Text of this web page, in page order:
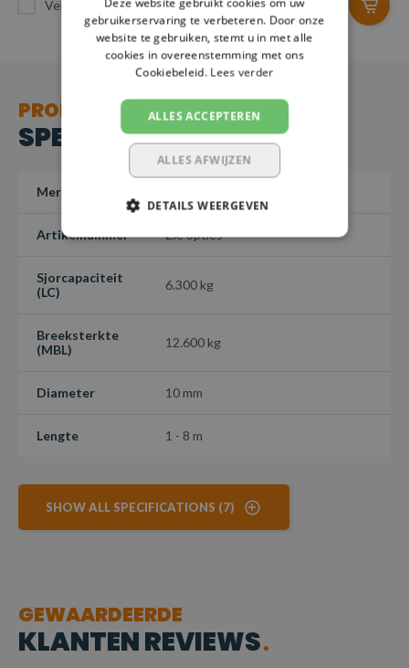
Vergelijk Vergelijk
PRODUCT
SPECIFICATIES
Merk
Artikelnummer Zie opties
Sjorcapaciteit
(LC)
6.300 kg
Breeksterkte
(MBL)
12.600 kg
Diameter 10 mm
Lengte 1 - 8 m
SHOW ALL SPECIFICATIONS (7)
GEWAARDEERDE
KLANTEN REVIEWS
gebruikerservaring te verbeteren. Door onze
website te gebruiken, stemt u in met alle
cookies in overeenstemming met ons
Cookiebeleid. Lees verder
ALLES ACCEPTEREN
ALLES AFWIJZEN
DETAILS WEERGEVEN